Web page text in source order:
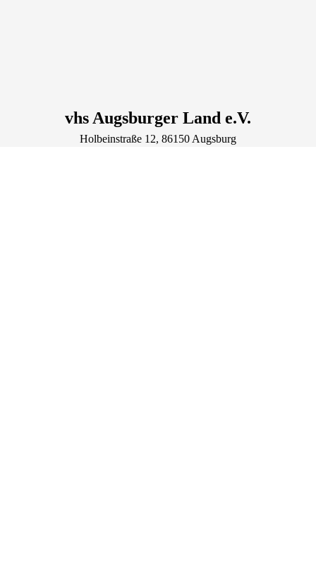
vhs Augsburger Land e.V.
Holbeinstraße12, 86150 Augsburg